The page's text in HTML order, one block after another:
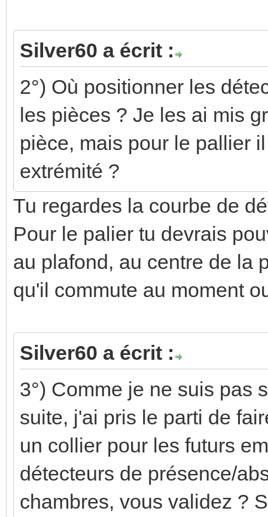
Silver60 a écrit :
2°) Où positionner les
les pièces ? Je les ai mis
pièce, mais pour le pallier
extrémité ?
Tu regardes la courbe de
Pour le palier tu devrais
au plafond, au centre de la
qu'il commute au moment
Silver60 a écrit :
3°) Comme je ne suis pas
suite, j'ai pris le parti de
un collier pour les futurs
détecteurs de présence/
chambres, vous validez ?